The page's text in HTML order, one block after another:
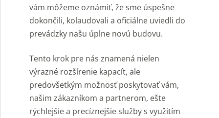
vám môžeme oznámiť, že sme úspešne
dokončili, kolaudovali a oficiálne uviedli do
prevádzky našu úplne novú budovu.
Tento krok pre nás znamená nielen
výrazné rozšírenie kapacít, ale
predovšetkým možnosť poskytovať vám,
našim zákazníkom a partnerom, ešte
rýchlejšie a precíznejšie služby s využitím